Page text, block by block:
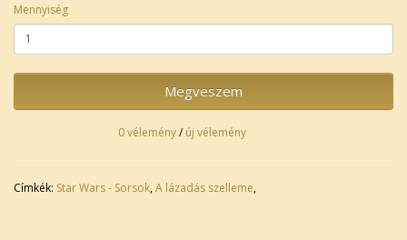
Mennyiség
Megveszem
0 vélemény/új vélemény
Címkék: Star Wars - Sorsok,A lázadás szelleme,